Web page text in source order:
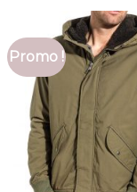
Promo !